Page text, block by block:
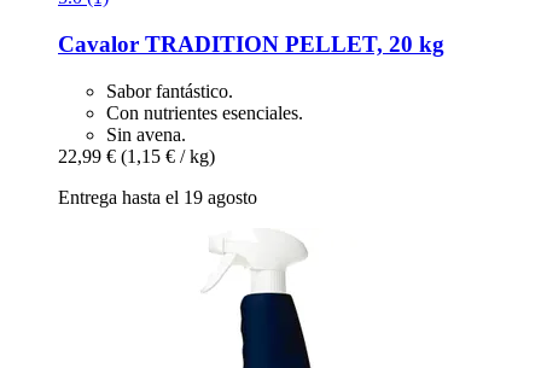
Cavalor TRADITION PELLET, 20 kg
Sabor fantástico.
Con nutrientes esenciales.
Sin avena.
22,99 € (1,15 € / kg)
Entrega hasta el 19 agosto